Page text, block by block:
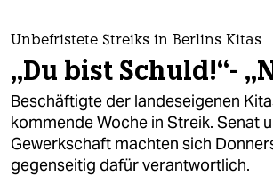
themen
politik
öko
gesellschaft
Unbefristete Streiks in Berlins Kitas
„Du bist Schuld!“-
Beschäftigte der landeseigenen
kommende Woche in Streik. Senat
Gewerkschaft machten sich
gegenseitig dafür verantwortlich.